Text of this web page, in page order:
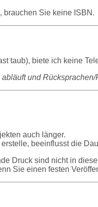
brauchen Sie keine ISBN.
taub), biete ich keine
und
auch länger.
beeinflusst die
Druck sind nicht in
Sie einen festen